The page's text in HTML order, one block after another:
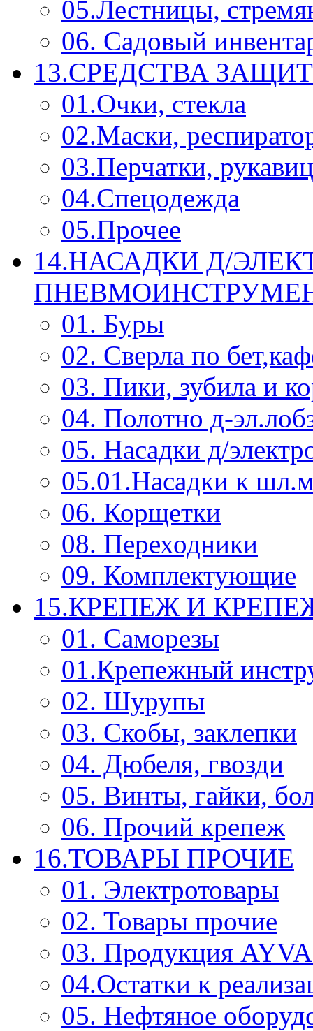
05.Лестницы,
06. Садовый
13.СРЕДСТВА
01.Очки, стекла
02.Маски,
03.Перчатки,
04.Спецодежда
05.Прочее
14.НАСАДКИ Д/
01. Буры
02. Сверла по
03. Пики, зубила и
04. Полотно д-
05. Насадки д/
05.01.Насадки к
06. Корщетки
08. Переходники
09. Комплектующие
15.КРЕПЕЖ И
01. Саморезы
01.Крепежный
02. Шурупы
03. Скобы, заклепки
04. Дюбеля, гвозди
05. Винты, гайки,
06. Прочий крепеж
16.ТОВАРЫ ПРОЧИЕ
01. Электротовары
02. Товары прочие
03. Продукция
04.Остатки к
05. Нефтяное